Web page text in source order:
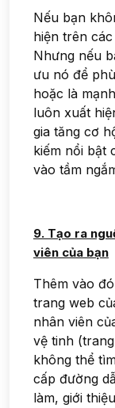
Nếu bạn
hiện trên các
Nhưng nếu
ưu nó để
hoặc là
luôn xuất
gia tăng cơ
kiếm nổi bật
vào tầm
9. Tạo ra
viên của bạn
Thêm vào
trang web
nhân viên
vệ tinh
không thể
cấp đường
làm, giới